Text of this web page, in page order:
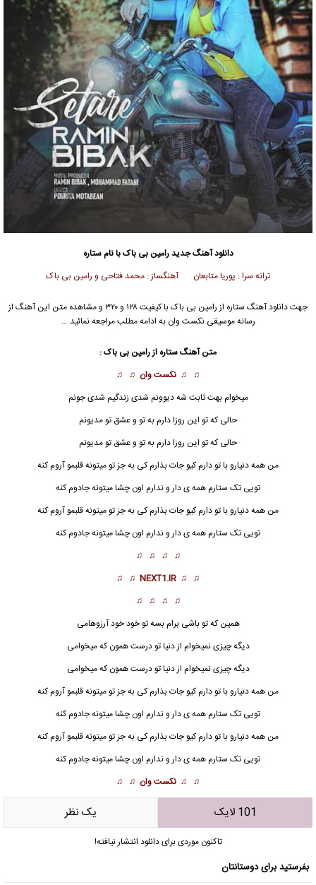
دانلود آهنگ جدیدرامین بی باکبا نام ستاره
ترانه سرا : پوریا متابعان آهنگساز : محمد فتاحی و رامین بی باک
جهت دانلود آهنگ ستاره از رامین بی باک
با کیفیت ۱۲۸ و ۳۲۰ و مشاهده متن این آهنگ از
رسانه موسیقی نکست وان به ادامه مطلب مراجعه نمائید …
متن آهنگستاره ازرامین بی باک:
♫ ♫ نکست وان ♫ ♫
میخوام بهت ثابت شه دیوونم شدی زندگیم شدی جونم
حالی که تو این روزا دارم به تو و عشق تو مدیونم
حالی که تو این روزا دارم به تو و عشق تو مدیونم
من همه دنیارو با تو دارم کیو جات بذارم کی به جز تو میتونه قلبمو آروم کنه
تویی تک ستارم همه ی دار و ندارم اون چشا میتونه جادوم کنه
من همه دنیارو با تو دارم کیو جات بذارم کی به جز تو میتونه قلبمو آروم کنه
تویی تک ستارم همه ی دار و ندارم اون چشا میتونه جادوم کنه
♫ ♫ ♫ ♫
♫ ♫
NEXT1.IR
♫ ♫
♫ ♫ ♫ ♫
همین که تو باشی برام بسه تو خود خود آرزوهامی
دیگه چیزی نمیخوام از دنیا تو درست همون که میخوامی
دیگه چیزی نمیخوام از دنیا تو درست همون که میخوامی
من همه دنیارو با تو دارم کیو جات بذارم کی به جز تو میتونه قلبمو آروم کنه
تویی تک ستارم همه ی دار و ندارم اون چشا میتونه جادوم کنه
من همه دنیارو با تو دارم کیو جات بذارم کی به جز تو میتونه قلبمو آروم کنه
تویی تک ستارم همه ی دار و ندارم اون چشا میتونه جادوم کنه
♫ ♫ نکست وان ♫ ♫
101 لایک يک نظر
تاکنون موردی برای دانلود انتشار نیافته!
بفرستید برای دوستانتان